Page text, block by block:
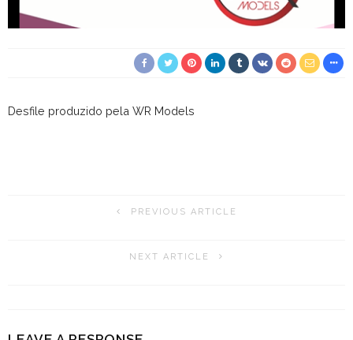
Desfile produzido pela WR Models
PREVIOUS ARTICLE
NEXT ARTICLE